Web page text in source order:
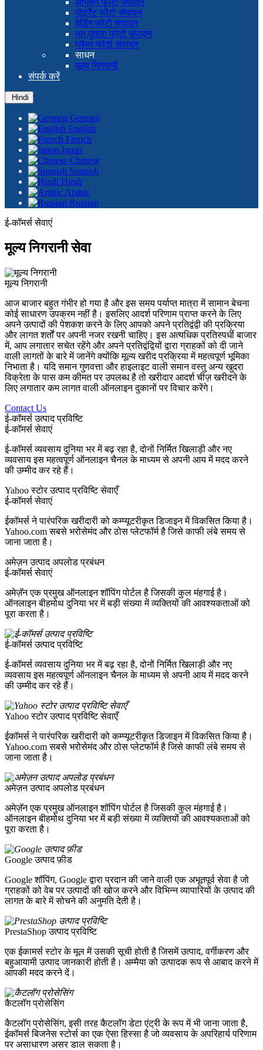
आभूषण फोटो संपादन
पोर्ट्रेट फोटो संपादन
वेडिंग फोटो संपादन
भूत पुतला फोटो संपादन
ग्लैमर फोटो संपादन
साधन
मूल्य निगरानी
संपर्क करें
Hindi
German
English
French
Japan
Chinese
Spanish
Hindi
Arabic
Russian
ई-कॉमर्स सेवाएं
मूल्य निगरानी सेवा
मूल्य निगरानी
आज बाजार बहुत गंभीर हो गया है और इस समय पर्याप्त मात्रा में सामान बेचना
कोई साधारण उपक्रम नहीं है। इसलिए आदर्श परिणाम प्राप्त करने के लिए
अपने उत्पादों की पेशकश करने के लिए आपको अपने प्रतिद्वंद्वी की प्रक्रिया
और लागत शर्तों पर अपनी नजर रखनी चाहिए। इस अत्यधिक प्रतिस्पर्धी बाजार
में, आप लगातार सचेत रहेंगे और अपने प्रतिद्वंद्वियों द्वारा ग्राहकों को दी जाने
वाली लागतों के बारे में जानेंगे क्योंकि मूल्य खरीद प्रक्रिया में महत्वपूर्ण भूमिका
निभाता है। यदि समान गुणवत्ता और हाइलाइट वाली समान वस्तु अन्य खुदरा
विक्रेता के पास कम कीमत पर उपलब्ध है तो खरीदार आदर्श चीज़ खरीदने के
लिए लगातार कम लागत वाली ऑनलाइन दुकानों पर विचार करेंगे।
Contact Us
ई-कॉमर्स उत्पाद प्रविष्टि
ई-कॉमर्स सेवाएं
ई-कॉमर्स व्यवसाय दुनिया भर में बढ़ रहा है, दोनों निर्मित खिलाड़ी और नए
व्यवसाय इस महत्वपूर्ण ऑनलाइन चैनल के माध्यम से अपनी आय में मदद करने
की उम्मीद कर रहे हैं।
Yahoo स्टोर उत्पाद प्रविष्टि सेवाएँ
ई-कॉमर्स सेवाएं
ईकॉमर्स ने पारंपरिक खरीदारी को कम्प्यूटरीकृत डिजाइन में विकसित किया है।
Yahoo.com सबसे भरोसेमंद और ठोस प्लेटफॉर्म है जिसे काफी लंबे समय से
जाना जाता है।
अमेज़न उत्पाद अपलोड प्रबंधन
ई-कॉमर्स सेवाएं
अमेज़ॅन एक प्रमुख ऑनलाइन शॉपिंग पोर्टल है जिसकी कुल मंहगाई है।
ऑनलाइन बीहमोथ दुनिया भर में बड़ी संख्या में व्यक्तियों की आवश्यकताओं को
पूरा करता है।
ई-कॉमर्स उत्पाद प्रविष्टि
ई-कॉमर्स व्यवसाय दुनिया भर में बढ़ रहा है, दोनों निर्मित खिलाड़ी और नए
व्यवसाय इस महत्वपूर्ण ऑनलाइन चैनल के माध्यम से अपनी आय में मदद करने
की उम्मीद कर रहे हैं।
Yahoo स्टोर उत्पाद प्रविष्टि सेवाएँ
ईकॉमर्स ने पारंपरिक खरीदारी को कम्प्यूटरीकृत डिजाइन में विकसित किया है।
Yahoo.com सबसे भरोसेमंद और ठोस प्लेटफॉर्म है जिसे काफी लंबे समय से
जाना जाता है।
अमेज़न उत्पाद अपलोड प्रबंधन
अमेज़ॅन एक प्रमुख ऑनलाइन शॉपिंग पोर्टल है जिसकी कुल मंहगाई है।
ऑनलाइन बीहमोथ दुनिया भर में बड़ी संख्या में व्यक्तियों की आवश्यकताओं को
पूरा करता है।
Google उत्पाद फ़ीड
Google शॉपिंग, Google द्वारा प्रदान की जाने वाली एक अभूतपूर्व सेवा है जो
ग्राहकों को वेब पर उत्पादों की खोज करने और विभिन्न व्यापारियों के उत्पाद की
लागत के बारे में सोचने की अनुमति देती है।
PrestaShop उत्पाद प्रविष्टि
एक ईकामर्स स्टोर के मूल में उसकी सूची होती है जिसमें उत्पाद, वर्गीकरण और
बहुआयामी उत्पाद जानकारी होती है। अम्मैया को उत्पादक रूप से आबाद करने में
आपकी मदद करने दें।
कैटलॉग प्रोसेसिंग
कैटलॉग प्रोसेसिंग, इसी तरह कैटलॉग डेटा एंट्री के रूप में भी जाना जाता है,
ईकॉमर्स बिजनेस स्टोर्स का एक ऐसा हिस्सा है जो व्यवसाय के अपरिहार्य परिणाम
पर असाधारण असर डाल सकता है।